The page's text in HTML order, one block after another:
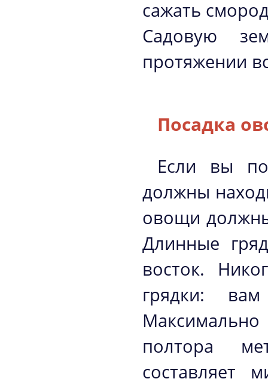
сажать
Садовую
протяжении
Посадка
Если вы
должны
овощи
Длинные
восток.
грядки:
Максимально
полтора
составляет